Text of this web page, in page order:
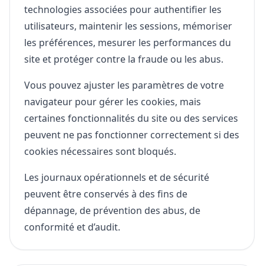
technologies associées pour authentifier les
utilisateurs, maintenir les sessions, mémoriser
les préférences, mesurer les performances du
site et protéger contre la fraude ou les abus.
Vous pouvez ajuster les paramètres de votre
navigateur pour gérer les cookies, mais
certaines fonctionnalités du site ou des services
peuvent ne pas fonctionner correctement si des
cookies nécessaires sont bloqués.
Les journaux opérationnels et de sécurité
peuvent être conservés à des fins de
dépannage, de prévention des abus, de
conformité et d’audit.